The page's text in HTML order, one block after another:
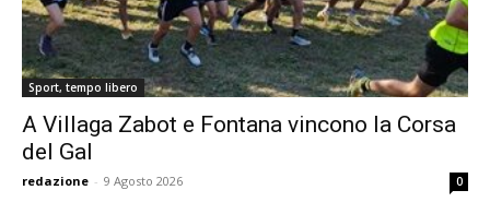
Sport, tempo libero
A Villaga Zabot e Fontana vincono la Corsa
del Gal
redazione - 9 Agosto 2026 0